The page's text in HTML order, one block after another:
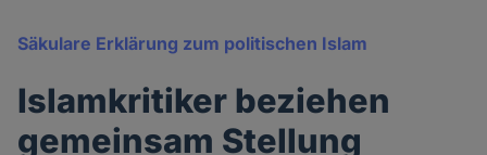
Säkulare Erklärung zum politischen Islam
Islamkritiker beziehen
gemeinsam Stellung